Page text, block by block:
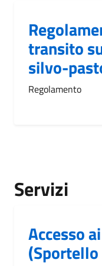
transito
silvo-
Regolamento
Servizi
Accesso